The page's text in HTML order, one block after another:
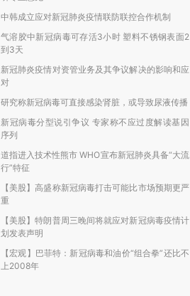
中韩成立应对新冠肺炎疫情联防联控合作机制
气溶胶中新冠病毒可存活3小时 塑料不锈钢表面2
到3天
新冠肺炎疫情对资管业务及其争议解决的影响和应
对
研究称新冠病毒可直接感染肾脏，或导致尿液传播
新冠病毒分型说引争议 专家称不应过度解读基因
序列
道指进入技术性熊市 WHO宣布新冠肺炎具备“大流
行”特征
【美股】高盛称新冠病毒打击可能比市场预期更严
重
【美股】特朗普周三晚间将就应对新冠病毒疫情计
划发表声明
【宏观】巴菲特：新冠病毒和油价“组合拳”还比不
上2008年